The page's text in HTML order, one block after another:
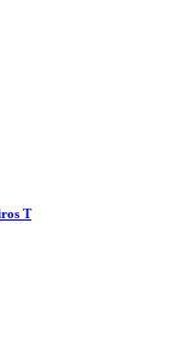
T